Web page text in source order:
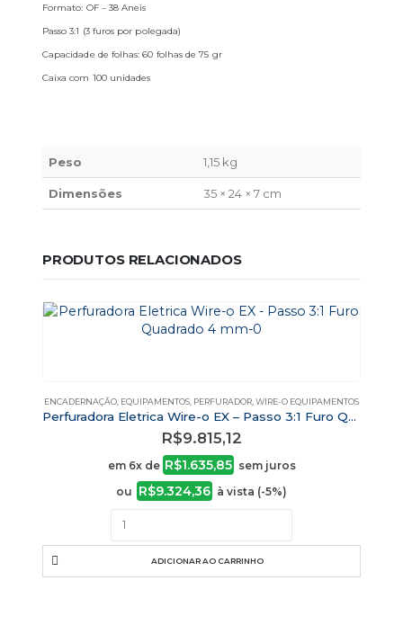
Formato: OF – 38 Aneis
Passo 3:1 (3 furos por polegada)
Capacidade de folhas: 60 folhas de 75 gr
Caixa com 100 unidades
Peso 1,15 kg
Dimensões 35 × 24 × 7 cm
PRODUTOS RELACIONADOS
ENCADERNAÇÃO, EQUIPAMENTOS, PERFURADOR,WIRE-O EQUIPAMENTOS
Perfuradora Eletrica Wire-o EX – Passo 3:1 Furo Quadrado 4 mm
R$9.815,12
em 6x de R$1.635,85 sem juros
ou R$9.324,36 à vista (-5%)
ADICIONAR AO CARRINHO